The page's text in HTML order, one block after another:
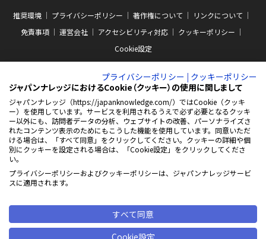
推奨環境 プライバシーポリシー 著作権について
リンクについて
免責事項
運営会社 アクセシビリティ対応
クッキーポリシー
Cookie設定
ABJマークは、この電子書店・電子書籍配信サービスが、著作権者からコンテン
ツ使用許諾を得た正規版配信サービスであることを示す商標（登録番号 第
10981000号）です。ABJマークの詳細、ABJマークを掲示しているサービスの一
覧はこちらをご覧ください。
AEBS 電子出版制作・流通協議会
https://aebs.or.jp/
新
い
ウ
開
© 2001-2026 NetAdvance Inc. All rights reserved.
プライバシーポリシー | クッキーポリシー
ジャパンナレッジにおけるCookie（クッキー）の使用に関しまして
ジャパンナレッジ（https://japanknowledge.com/）ではCookie（クッキ
ー）を使用しています。サービスを利用されるうえで必ず必要となるクッキ
ー以外にも、訪問者データの分析、ウェブサイトの改善、パーソナライズさ
れたコンテンツ表示のためにもこうした機能を使用しています。同意いただ
ける場合は、「すべて同意」をクリックしてください。クッキーの詳細や個
別にクッキーを設定される場合は、「Cookie設定」をクリックしてくださ
い。
プライバシーポリシーおよびクッキーポリシーは、ジャパンナレッジサービ
スに適用されます。
すべて同意
Cookie設定